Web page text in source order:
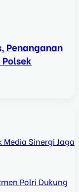
Penanganan
Media Sinergi Jaga
Polri Dukung